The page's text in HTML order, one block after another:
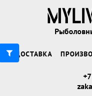
ДОСТАВКА